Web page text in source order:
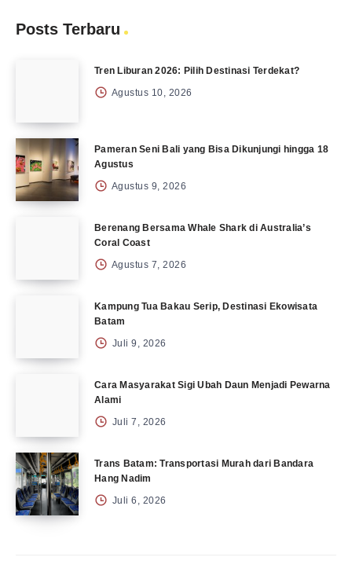
Posts Terbaru
Tren Liburan 2026: Pilih Destinasi Terdekat?
Agustus 10, 2026
Pameran Seni Bali yang Bisa Dikunjungi hingga 18
Agustus
Agustus 9, 2026
Berenang Bersama Whale Shark di Australia’s
Coral Coast
Agustus 7, 2026
Kampung Tua Bakau Serip, Destinasi Ekowisata
Batam
Juli 9, 2026
Cara Masyarakat Sigi Ubah Daun Menjadi Pewarna
Alami
Juli 7, 2026
Trans Batam: Transportasi Murah dari Bandara
Hang Nadim
Juli 6, 2026